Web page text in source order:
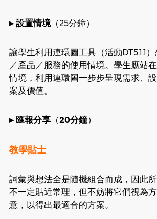
▸ 設置情境（25分鐘）
讓學生利用連環圖工具（活動DT5.1.1
／產品／服務的使用情境。學生應站
情境，利用連環圖一步步呈現需求、
案及價值。
▸ 匯報分享 （20分鐘）
教學貼士
詞彙與想法全是隨機組合而成，因此
不一定貼近常理，但不妨將它們視為
意，以得出最適合的方案。